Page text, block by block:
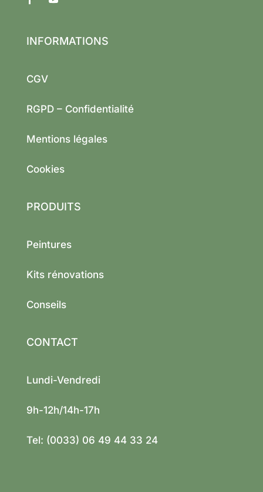
INFORMATIONS
CGV
RGPD – Confidentialité
Mentions légales
Cookies
PRODUITS
Peintures
Kits rénovations
Conseils
CONTACT
Lundi-Vendredi
9h-12h/14h-17h
Tel: (0033) 06 49 44 33 24